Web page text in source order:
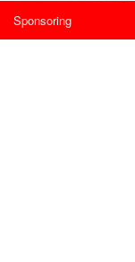
Sponsoring